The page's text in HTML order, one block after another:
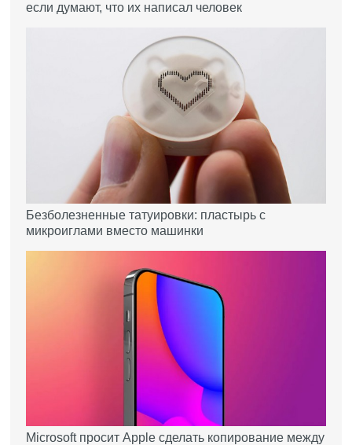
если думают, что их написал человек
Безболезненные татуировки: пластырь с
микроиглами вместо машинки
Microsoft просит Apple сделать копирование между